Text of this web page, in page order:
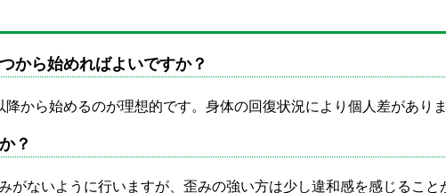
から始めればよいですか？
から始めるのが理想的です。身体の回復状況により個人差があり
？
がないように行いますが、歪みの強い方は少し違和感を感じるこ